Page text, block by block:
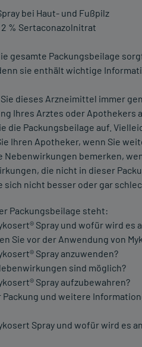
bei Haut- und Fußpilz
% Sertaconazolnitrat
gesamte Packungsbeilage
sie enthält wichtige
dieses Arzneimittel immer
Ihres Arztes oder Apothekers
die Packungsbeilage auf.
Ihren Apotheker, wenn Sie
Nebenwirkungen bemerken,
die nicht in dieser
sich nicht besser oder gar
Packungsbeilage steht:
Spray und wofür wird es
Sie vor der Anwendung von
Spray anzuwenden?
sind möglich?
Spray aufzubewahren?
Packung und weitere
Spray und wofür wird es